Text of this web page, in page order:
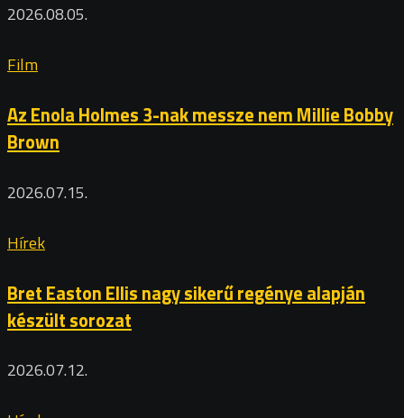
2026.08.05.
Film
Az Enola Holmes 3-nak messze nem Millie Bobby
Brown
2026.07.15.
Hírek
Bret Easton Ellis nagy sikerű regénye alapján
készült sorozat
2026.07.12.